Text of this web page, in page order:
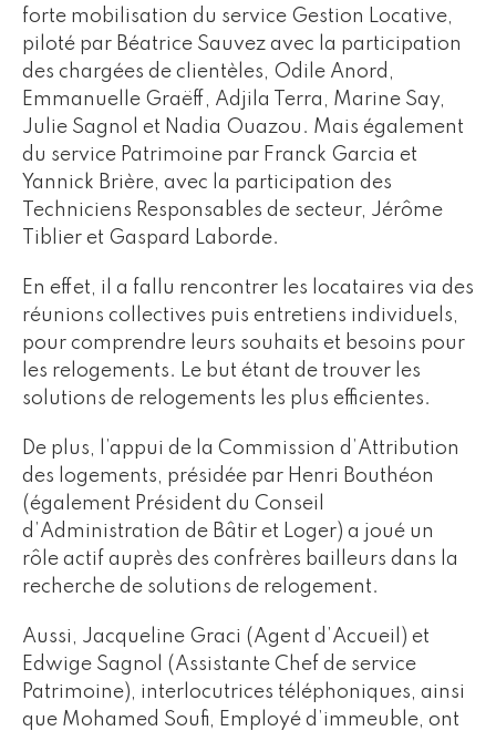
forte mobilisation du service Gestion Locative,
piloté par Béatrice Sauvez avec la participation
des chargées de clientèles, Odile Anord,
Emmanuelle Graëff, Adjila Terra, Marine Say,
Julie Sagnol et Nadia Ouazou. Mais également
du service Patrimoine par Franck Garcia et
Yannick Brière, avec la participation des
Techniciens Responsables de secteur, Jérôme
Tiblier et Gaspard Laborde.
En effet, il a fallu rencontrer les locataires via des
réunions collectives puis entretiens individuels,
pour comprendre leurs souhaits et besoins pour
les relogements. Le but étant de trouver les
solutions de relogements les plus efficientes.
De plus, l’appui de la Commission d’Attribution
des logements, présidée par Henri Bouthéon
(également Président du Conseil
d’Administration de Bâtir et Loger) a joué un
rôle actif auprès des confrères bailleurs dans la
recherche de solutions de relogement.
Aussi, Jacqueline Graci (Agent d’Accueil) et
Edwige Sagnol (Assistante Chef de service
Patrimoine), interlocutrices téléphoniques, ainsi
que Mohamed Soufi, Employé d’immeuble, ont